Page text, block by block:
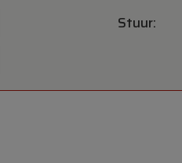
Stuur: